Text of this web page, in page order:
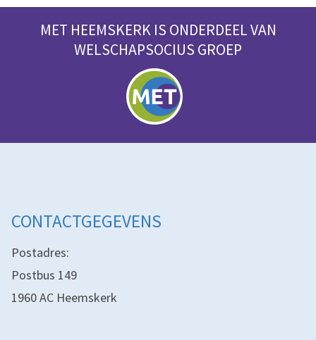
MET HEEMSKERK IS ONDERDEEL VAN
WELSCHAPSOCIUS GROEP
CONTACTGEGEVENS
Postadres:
Postbus 149
1960 AC Heemskerk